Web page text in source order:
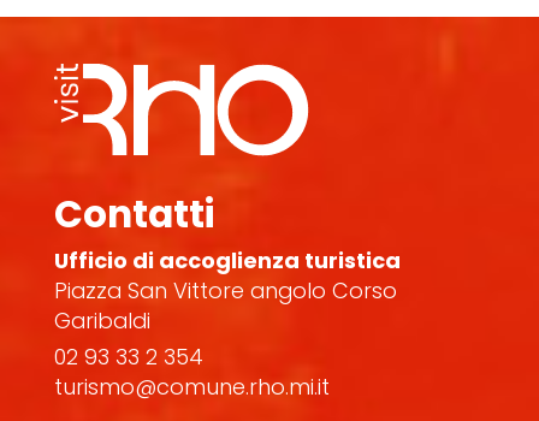
Contatti
Ufficio di accoglienza turistica
Piazza San Vittore angolo Corso
Garibaldi
02 93 33 2 354
turismo@comune.rho.mi.it